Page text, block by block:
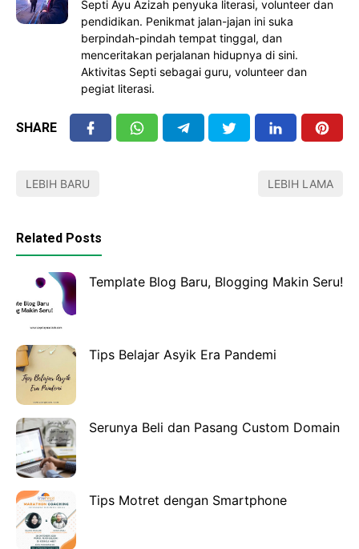
Septi Ayu Azizah penyuka literasi, volunteer dan
pendidikan. Penikmat jalan-jajan ini suka
berpindah-pindah tempat tinggal, dan
menceritakan perjalanan hidupnya di sini.
Aktivitas Septi sebagai guru, volunteer dan
pegiat literasi.
SHARE
LEBIH BARU LEBIH LAMA
Related Posts
Template Blog Baru, Blogging Makin Seru!
Tips Belajar Asyik Era Pandemi
Serunya Beli dan Pasang Custom Domain
Tips Motret dengan Smartphone